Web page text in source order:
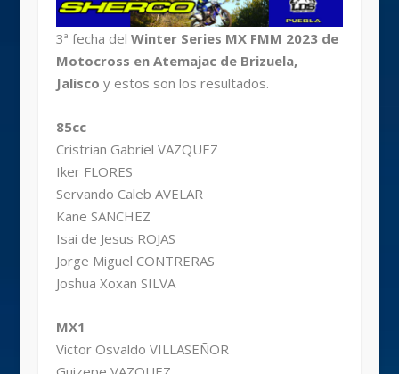
3ª fecha del Winter Series MX FMM 2023 de
Motocross en Atemajac de Brizuela,
Jalisco y estos son los resultados.
85cc
Cristrian Gabriel VAZQUEZ
Iker FLORES
Servando Caleb AVELAR
Kane SANCHEZ
Isai de Jesus ROJAS
Jorge Miguel CONTRERAS
Joshua Xoxan SILVA
MX1
Victor Osvaldo VILLASEÑOR